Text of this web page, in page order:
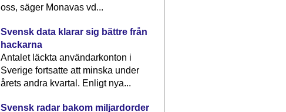
oss, säger Monavas vd...
Svensk data klarar sig bättre från
hackarna
Antalet läckta användarkonton i
Sverige fortsatte att minska under
årets andra kvartal. Enligt nya...
Svensk radar bakom miljardorder